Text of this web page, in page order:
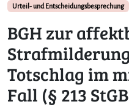
Urteil- und Entscheidungsbesprechung
BGH zur
Totschlag im
Fall (§ 213